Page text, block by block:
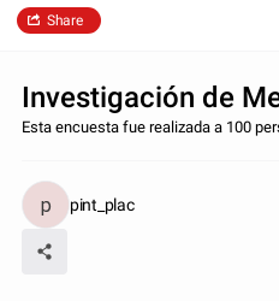
Share
Investigación de
Esta encuesta fue realizada a 100
pint_plac